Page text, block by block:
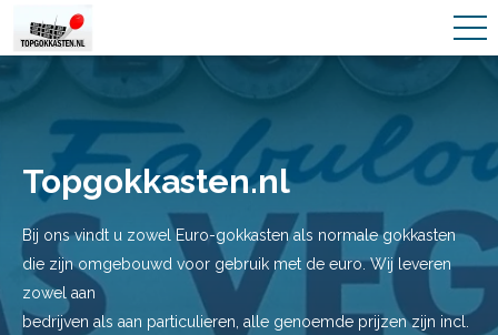
Topgokkasten.nl
Bij ons vindt u zowel Euro-gokkasten als normale gokkasten
die zijn omgebouwd voor gebruik met de euro. Wij leveren
zowel aan
bedrijven als aan particulieren, alle genoemde prijzen zijn incl.